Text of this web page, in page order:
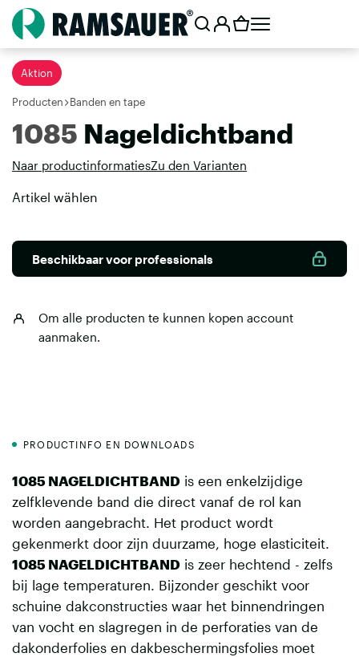
Aktion
Producten Banden en tape
1085 Nageldichtband
Naar productinformatiesZu den Varianten
Artikel wählen
Beschikbaar voor professionals
Om alle producten te kunnen kopenaccount
aanmaken
PRODUCTINFO EN DOWNLOADS
1085 NAGELDICHTBAND is een enkelzijdige
zelfklevende band die direct vanaf de rol kan
worden aangebracht. Het product wordt
gekenmerkt door zijn duurzame, hoge elasticiteit.
1085 NAGELDICHTBAND is zeer hechtend - zelfs
bij lage temperaturen. Bijzonder geschikt voor
schuine dakconstructies waar het binnendringen
van vocht en slagregen in de perforaties van de
dakonderfolies en dakbeschermingsfolies moet